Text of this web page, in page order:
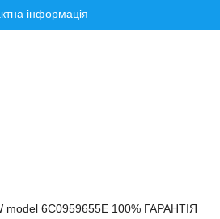
інформація
model 6C0959655E 100% ГАРАНТІЯ